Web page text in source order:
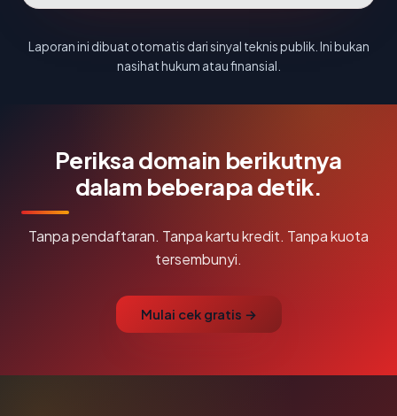
Laporan ini dibuat otomatis dari sinyal teknis publik. Ini bukan
nasihat hukum atau finansial.
Periksa domain berikutnya
dalam beberapa detik.
Tanpa pendaftaran. Tanpa kartu kredit. Tanpa kuota
tersembunyi.
Mulai cek gratis →